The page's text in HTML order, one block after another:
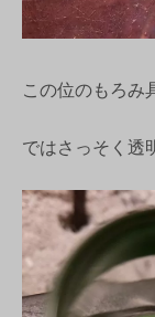
この位のもろみ
ではさっそく透